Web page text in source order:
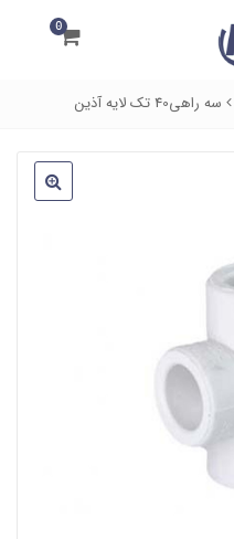
0
سه راهی40 تک لایه آذین